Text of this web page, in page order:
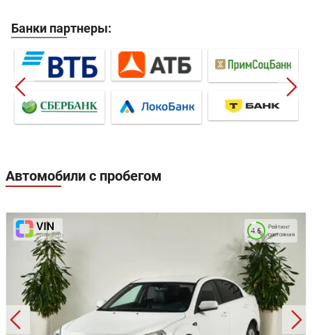
Банки партнеры:
Автомобили с пробегом
Рейтинг
состояния
4.6